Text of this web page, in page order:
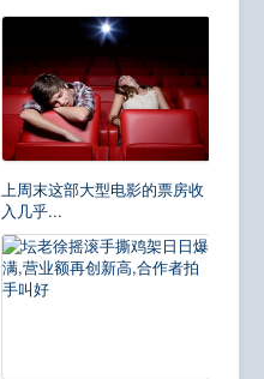
上周末这部大型电影的票房收
入几乎...